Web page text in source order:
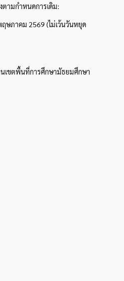
ตามกำหนดการเดิม:
ษภาคม 2569 (ไม่เว้นวันหยุด
เขตพื้นที่การศึกษามัธยมศึกษา